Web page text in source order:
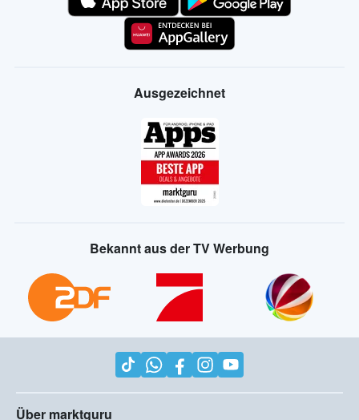
Ausgezeichnet
Bekannt aus der TV Werbung
Über marktguru